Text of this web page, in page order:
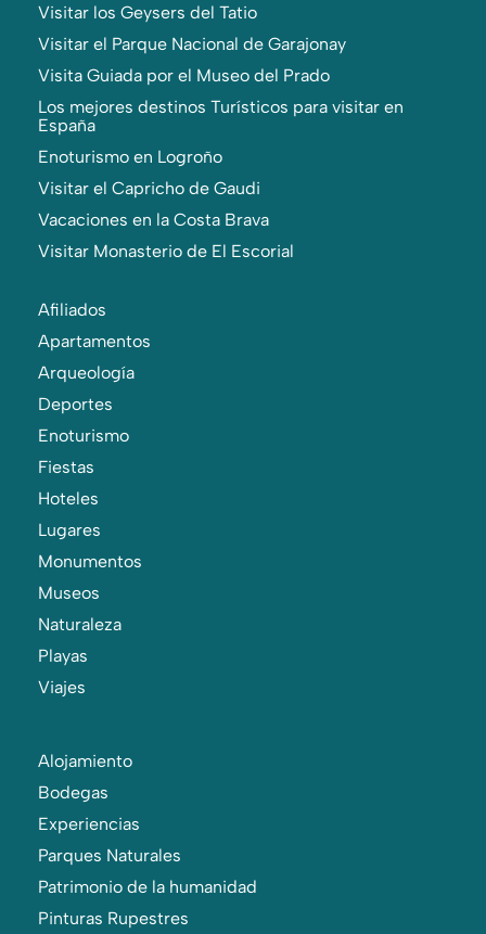
Visitar los Geysers del Tatio
Visitar el Parque Nacional de Garajonay
Visita Guiada por el Museo del Prado
Los mejores destinos Turísticos para visitar en
España
Enoturismo en Logroño
Visitar el Capricho de Gaudi
Vacaciones en la Costa Brava
Visitar Monasterio de El Escorial
Afiliados
Apartamentos
Arqueología
Deportes
Enoturismo
Fiestas
Hoteles
Lugares
Monumentos
Museos
Naturaleza
Playas
Viajes
Alojamiento
Bodegas
Experiencias
Parques Naturales
Patrimonio de la humanidad
Pinturas Rupestres